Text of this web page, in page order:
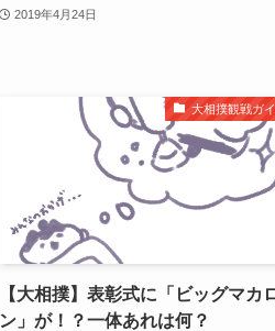
2019年4月24日
大相撲観戦ガ
【大相撲】表彰式に「ビッグマカ
ン」が！？一体あれは何？